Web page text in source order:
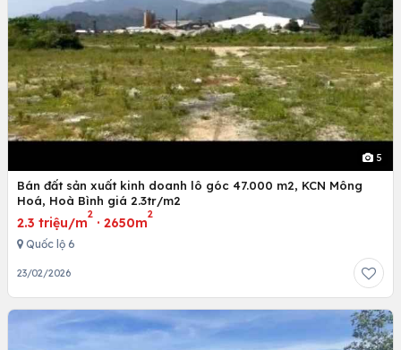
5
Bán đất sản xuất kinh doanh lô góc 47.000 m2, KCN Mông
Hoá, Hoà Bình giá 2.3tr/m2
2.3 triệu/m
2
· 2650m
2
Quốc lộ 6
23/02/2026